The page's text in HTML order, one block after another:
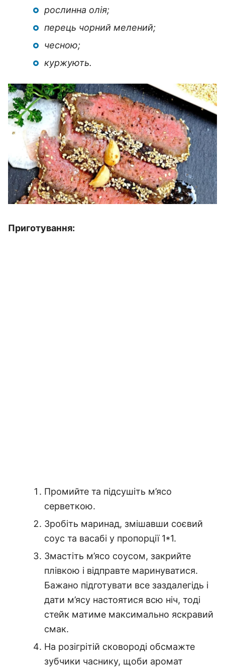
рослинна олія;
перець чорний мелений;
чесною;
куржують.
Приготування:
Промийте та підсушіть м’ясо
серветкою.
Зробіть маринад, змішавши соєвий
соус та васабі у пропорції 1*1.
Змастіть м’ясо соусом, закрийте
плівкою і відправте маринуватися.
Бажано підготувати все заздалегідь і
дати м’ясу настоятися всю ніч, тоді
стейк матиме максимально яскравий
смак.
На розігрітій сковороді обсмажте
зубчики часнику, щоби аромат